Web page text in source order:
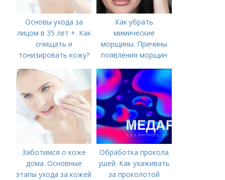
Основы ухода за
лицом в 35 лет +. Как
очищать и
тонизировать кожу?
Как убрать
мимические
морщины. Причины
появления морщин
Заботимся о коже
дома. Основные
этапы ухода за кожей
Обработка прокола
ушей. Как ухаживать
за проколотой